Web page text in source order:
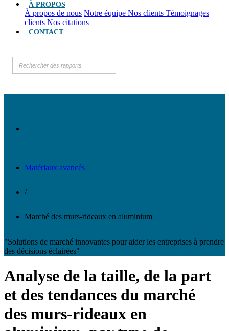
À PROPOS
À propos de nous Notre équipe Nos clients Témoignages
clients Nos citations
CONTACT
Matériaux avancés
/
Marché des murs-rideaux en aluminium
"Solutions de marché innovantes pour aider les entreprises à prendre
des décisions éclairées"
Analyse de la taille, de la part
et des tendances du marché
des murs-rideaux en